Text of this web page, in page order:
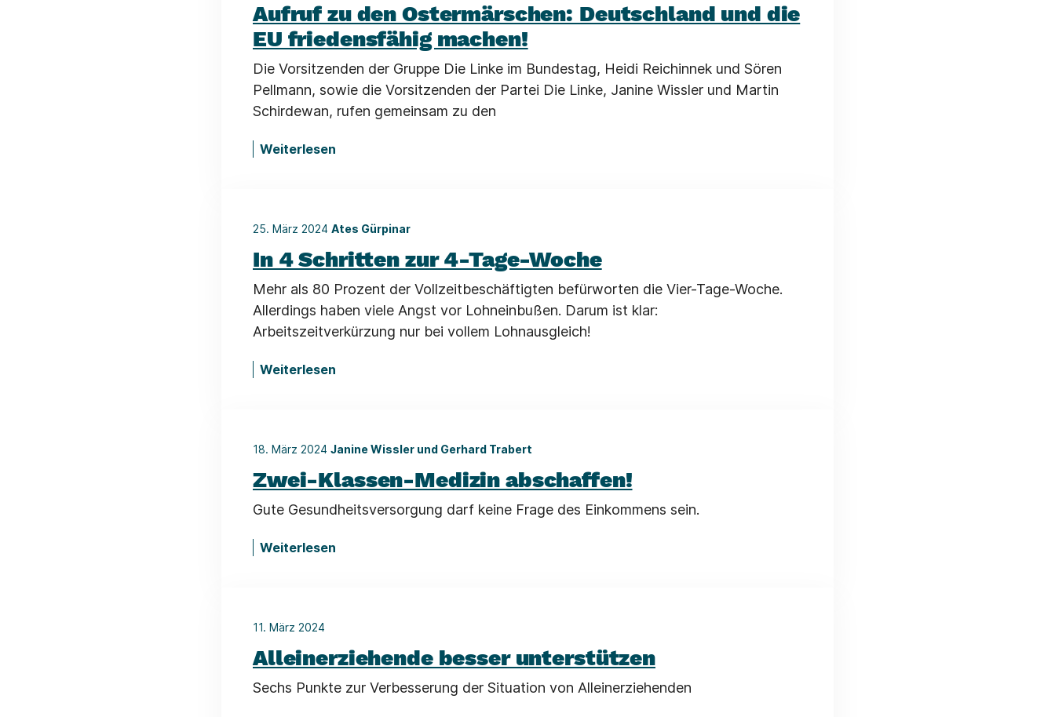
Aufruf zu den Ostermärschen: Deutschland und die
EU friedensfähig machen!
Die Vorsitzenden der Gruppe Die Linke im Bundestag, Heidi Reichinnek und Sören
Pellmann, sowie die Vorsitzenden der Partei Die Linke, Janine Wissler und Martin
Schirdewan, rufen gemeinsam zu den
Weiterlesen
25. März 2024 Ates Gürpinar
In 4 Schritten zur 4-Tage-Woche
Mehr als 80 Prozent der Vollzeitbeschäftigten befürworten die Vier-Tage-Woche.
Allerdings haben viele Angst vor Lohneinbußen. Darum ist klar:
Arbeitszeitverkürzung nur bei vollem Lohnausgleich!
Weiterlesen
18. März 2024 Janine Wissler und Gerhard Trabert
Zwei-Klassen-Medizin abschaffen!
Gute Gesundheitsversorgung darf keine Frage des Einkommens sein.
Weiterlesen
11. März 2024
Alleinerziehende besser unterstützen
Sechs Punkte zur Verbesserung der Situation von Alleinerziehenden